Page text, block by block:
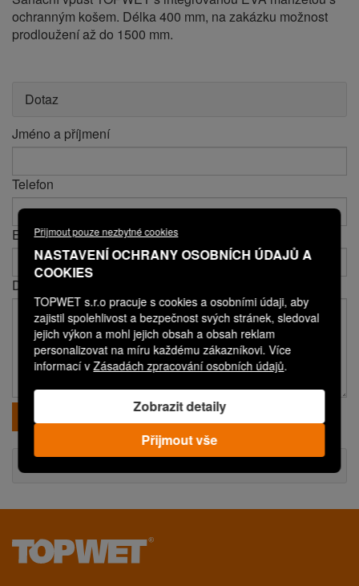
Přijmout pouze nezbytné cookies
NASTAVENÍ OCHRANY OSOBNÍCH ÚDAJŮ A
COOKIES
TOPWET s.r.o pracuje s cookies a osobními údaji, aby
zajistil spolehlivost a bezpečnost svých stránek, sledoval
jejich výkon a mohl jejich obsah a obsah reklam
personalizovat na míru každému zákazníkovi. Více
informací vZásadách zpracování osobních údajů.
Zobrazit detaily
Přijmout vše
ochranným košem. Délka 400 mm, na zakázku možnost
prodloužení až do 1500 mm.
Dotaz
Jméno a příjmení
Telefon
E-mail*
Dotaz*
Odeslat